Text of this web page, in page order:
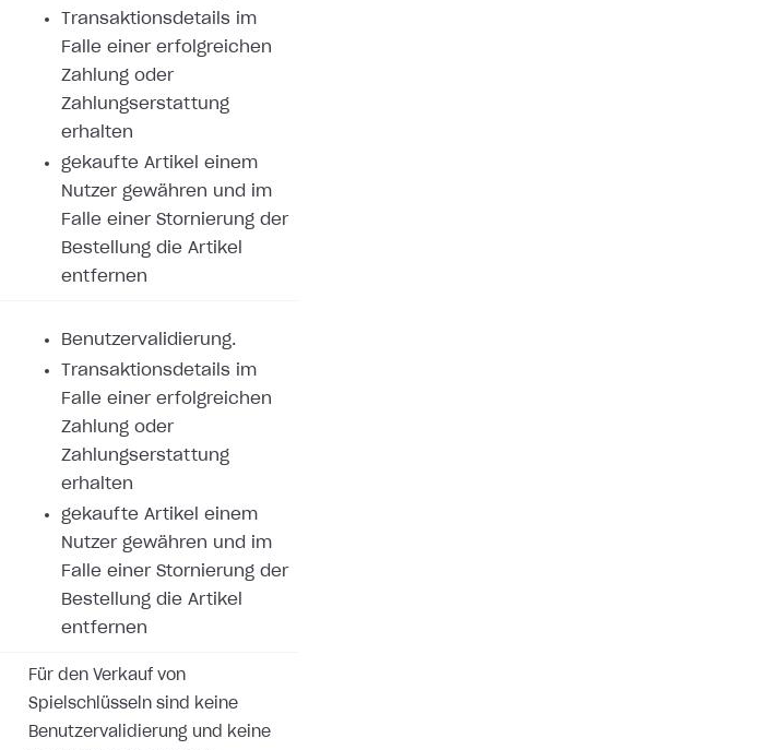
Transaktionsdetails im
Falle einer erfolgreichen
Zahlung oder
Zahlungserstattung
erhalten
gekaufte Artikel einem
Nutzer gewähren und im
Falle einer Stornierung der
Bestellung die Artikel
entfernen
Benutzervalidierung.
Transaktionsdetails im
Falle einer erfolgreichen
Zahlung oder
Zahlungserstattung
erhalten
gekaufte Artikel einem
Nutzer gewähren und im
Falle einer Stornierung der
Bestellung die Artikel
entfernen
Für den Verkauf von
Spielschlüsseln sind keine
Benutzervalidierung und keine